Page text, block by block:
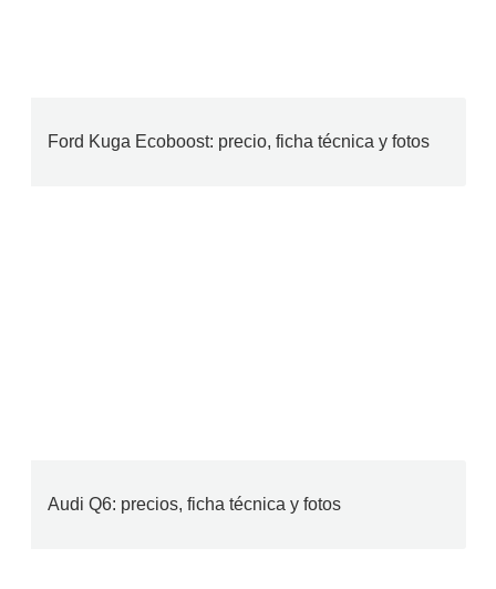
Ford Kuga Ecoboost: precio, ficha técnica y fotos
Audi Q6: precios, ficha técnica y fotos